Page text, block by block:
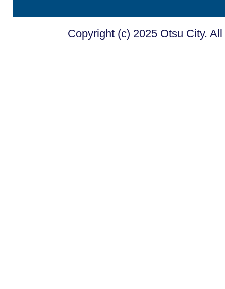
Copyright (c) 2025 Otsu City.